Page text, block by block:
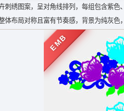
刺绣图案，呈对角线排列，每组包含紫
体布局对称且富有节奏感，背景为纯灰色
EMB